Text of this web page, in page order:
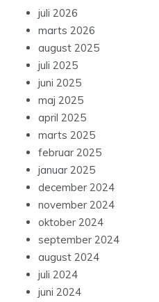
juli 2026
marts 2026
august 2025
juli 2025
juni 2025
maj 2025
april 2025
marts 2025
februar 2025
januar 2025
december 2024
november 2024
oktober 2024
september 2024
august 2024
juli 2024
juni 2024